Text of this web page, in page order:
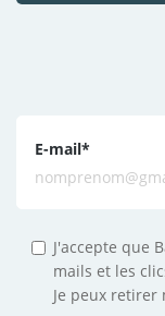
E-mail*
J'accepte que
mails et les
Je peux